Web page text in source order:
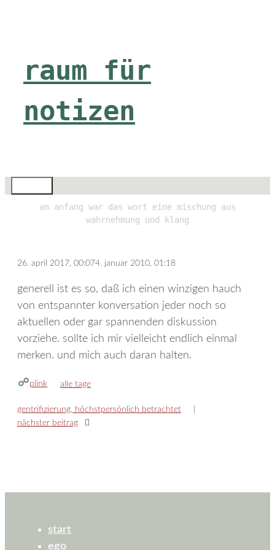
raum für
notizen
am anfang war das wort eine mischung aus
wahrnehmung und klang
26. april 2017, 00:074. januar 2010, 01:18
generell ist es so, daß ich einen winzigen hauch
von entspannter konversation jeder noch so
aktuellen oder gar spannenden diskussion
vorziehe. sollte ich mir vielleicht endlich einmal
merken. und mich auch daran halten.
plink kategorien
alle tage
gentrifizierung, höchstpersönlich betrachtet
nächster beitrag
start
ego